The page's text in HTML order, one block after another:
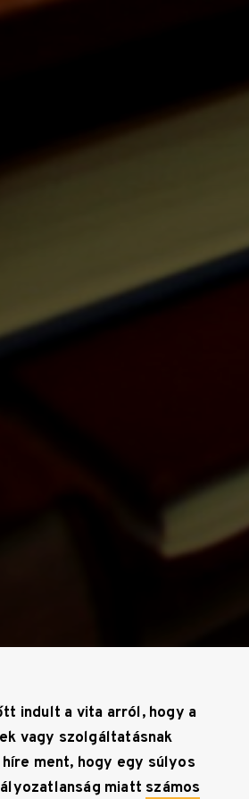
indult a vita arról, hogy a
vagy szolgáltatásnak
ment, hogy egy súlyos
miatt számos